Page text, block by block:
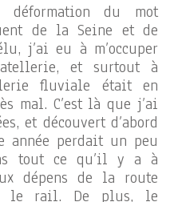
déformation du mot
de la Seine et de
j’ai eu à m’occuper
et surtout à
fluviale était en
mal. C’est là que j’ai
et découvert d’abord
année perdait un peu
tout ce qu’il y a à
dépens de la route
le rail. De plus, le